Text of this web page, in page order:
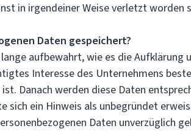
in irgendeiner Weise verletzt worden
Daten gespeichert?
aufbewahrt, wie es die Aufklärung
Interesse des Unternehmens
Danach werden diese Daten
sich ein Hinweis als unbegründet
Daten unverzüglich